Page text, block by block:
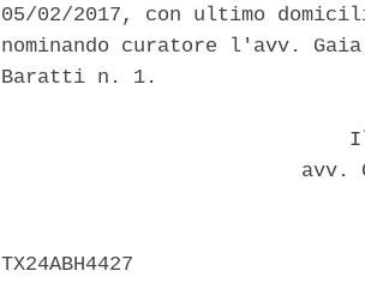
05/02/2017, con ultimo
nominando curatore l'avv.
Baratti n. 1.